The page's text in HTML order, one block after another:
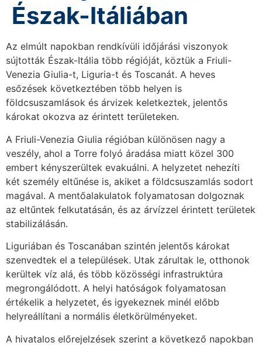
Észak-Itáliában
Az elmúlt napokban rendkívüli időjárási viszonyok
sújtották Észak-Itália több régióját, köztük a Friuli-
Venezia Giulia-t, Liguria-t és Toscanát. A heves
esőzések következtében több helyen is
földcsuszamlások és árvizek keletkeztek, jelentős
károkat okozva az érintett területeken.
A Friuli-Venezia Giulia régióban különösen nagy a
veszély, ahol a Torre folyó áradása miatt közel 300
embert kényszerültek evakuálni. A helyzetet nehezíti
két személy eltűnése is, akiket a földcsuszamlás sodort
magával. A mentőalakulatok folyamatosan dolgoznak
az eltűntek felkutatásán, és az árvízzel érintett területek
stabilizálásán.
Liguriában és Toscanában szintén jelentős károkat
szenvedtek el a települések. Utak zárultak le, otthonok
kerültek víz alá, és több közösségi infrastruktúra
megrongálódott. A helyi hatóságok folyamatosan
értékelik a helyzetet, és igyekeznek minél előbb
helyreállítani a normális életkörülményeket.
A hivatalos előrejelzések szerint a következő napokban